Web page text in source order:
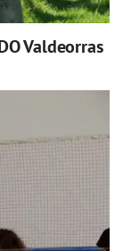
Valdeorras